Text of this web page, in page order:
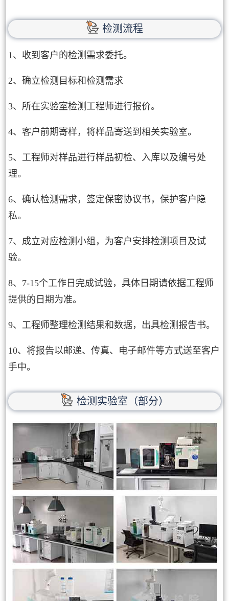
检测流程
1、收到客户的检测需求委托。
2、确立检测目标和检测需求
3、所在实验室检测工程师进行报价。
4、客户前期寄样，将样品寄送到相关实验室。
5、工程师对样品进行样品初检、入库以及编号处
理。
6、确认检测需求，签定保密协议书，保护客户隐
私。
7、成立对应检测小组，为客户安排检测项目及试
验。
8、7-15个工作日完成试验，具体日期请依据工程师
提供的日期为准。
9、工程师整理检测结果和数据，出具检测报告书。
10、将报告以邮递、传真、电子邮件等方式送至客户
手中。
检测实验室（部分）